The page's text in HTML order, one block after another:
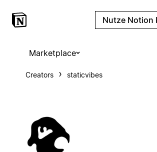
Nutze Notion
Marketplace
Creators staticvibes